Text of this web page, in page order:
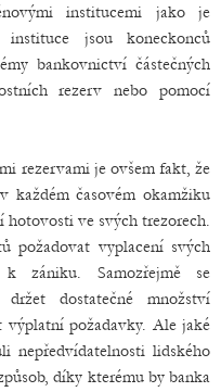
institucemi jako je
jsou koneckonců
bankovnictví částečných
rezerv nebo pomocí
rezervami je ovšem fakt, že
každém časovém okamžiku
hotovosti ve svých trezorech.
požadovat vyplacení svých
zániku. Samozřejmě se
dostatečné množství
požadavky. Ale jaké
nepředvídatelnosti lidského
díky kterému by banka